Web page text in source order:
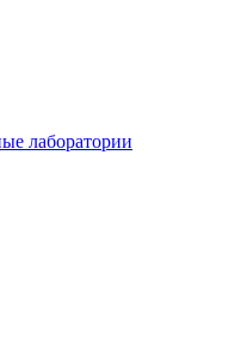
лаборатории